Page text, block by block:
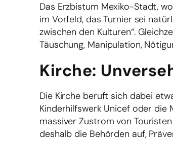
Das Erzbistum Mexiko-Stadt,
im Vorfeld, das Turnier sei
zwischen den Kulturen“.
Täuschung, Manipulation,
Kirche:
Die Kirche beruft sich dabei
Kinderhilfswerk Unicef oder die
massiver Zustrom von
deshalb die Behörden auf,